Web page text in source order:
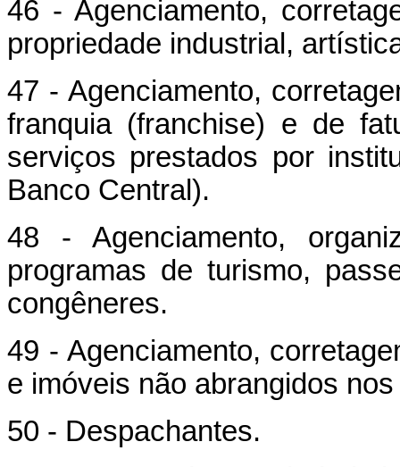
46 - Agenciamento,
propriedade industrial,
47 - Agenciamento,
franquia (franchise) e de
serviços prestados por
Banco Central).
48 - Agenciamento,
programas de turismo,
congêneres.
49 - Agenciamento,
e imóveis não abrangidos
50 - Despachantes.